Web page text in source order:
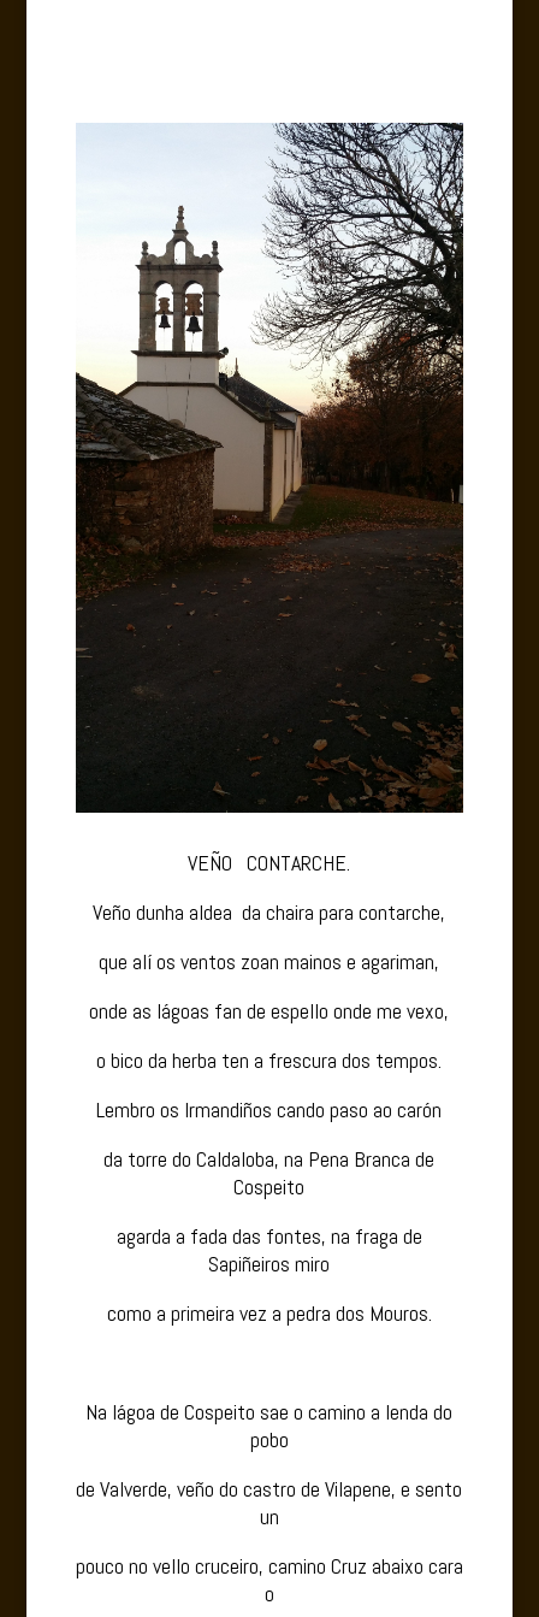
VEÑO CONTARCHE.
Veño dunha aldea da chaira para contarche,
que alí os ventos zoan mainos e agariman,
onde as lágoas fan de espello onde me vexo,
o bico da herba ten a frescura dos tempos.
Lembro os Irmandiños cando paso ao carón
da torre do Caldaloba, na Pena Branca de
Cospeito
agarda a fada das fontes, na fraga de
Sapiñeiros miro
como a primeira vez a pedra dos Mouros.
Na lágoa de Cospeito sae o camino a lenda do
pobo
de Valverde, veño do castro de Vilapene, e sento
un
pouco no vello cruceiro, camino Cruz abaixo cara
o